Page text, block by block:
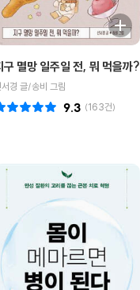
구 멸망 일주일 전, 뭐 먹을까?
경 글/송비 그림
(163건)
9.3